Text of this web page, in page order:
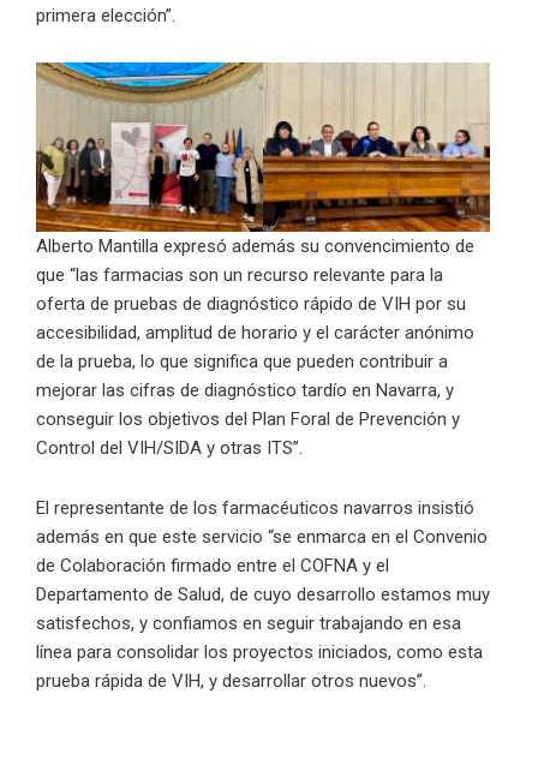
primera elección”.
Alberto Mantilla expresó además su convencimiento de
que “las farmacias son un recurso relevante para la
oferta de pruebas de diagnóstico rápido de VIH por su
accesibilidad, amplitud de horario y el carácter anónimo
de la prueba, lo que significa que pueden contribuir a
mejorar las cifras de diagnóstico tardío en Navarra, y
conseguir los objetivos del Plan Foral de Prevención y
Control del VIH/SIDA y otras ITS”.
El representante de los farmacéuticos navarros insistió
además en que este servicio “se enmarca en el Convenio
de Colaboración firmado entre el COFNA y el
Departamento de Salud, de cuyo desarrollo estamos muy
satisfechos, y confiamos en seguir trabajando en esa
línea para consolidar los proyectos iniciados, como esta
prueba rápida de VIH, y desarrollar otros nuevos”.